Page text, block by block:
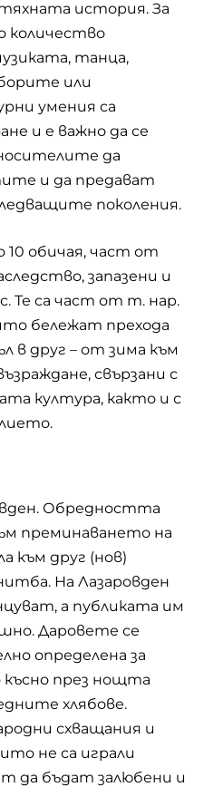
тяхната история. За
количество
танца,
или
умения са
и е важно да се
да
и да предават
поколения.
10 обичая, част от
запазени и
Те са част от т. нар.
бележат прехода
в друг – от зима към
свързани с
култура, както и с
Обредността
преминаването на
към друг (нов)
На Лазаровден
а публиката им
Даровете се
определена за
през нощта
хлябове.
схващания и
не са играли
да бъдат залюбени и